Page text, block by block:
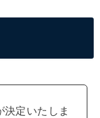
決定いたしま